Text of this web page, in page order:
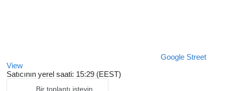
Google Street
View
Satıcının yerel saati: 15:29 (EEST)
Bir toplantı isteyin